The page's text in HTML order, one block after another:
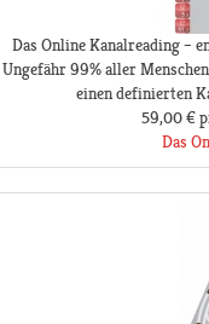
Das Online Kanalreading –
Ungefähr 99% aller
einen definierten
59,00 €
Das